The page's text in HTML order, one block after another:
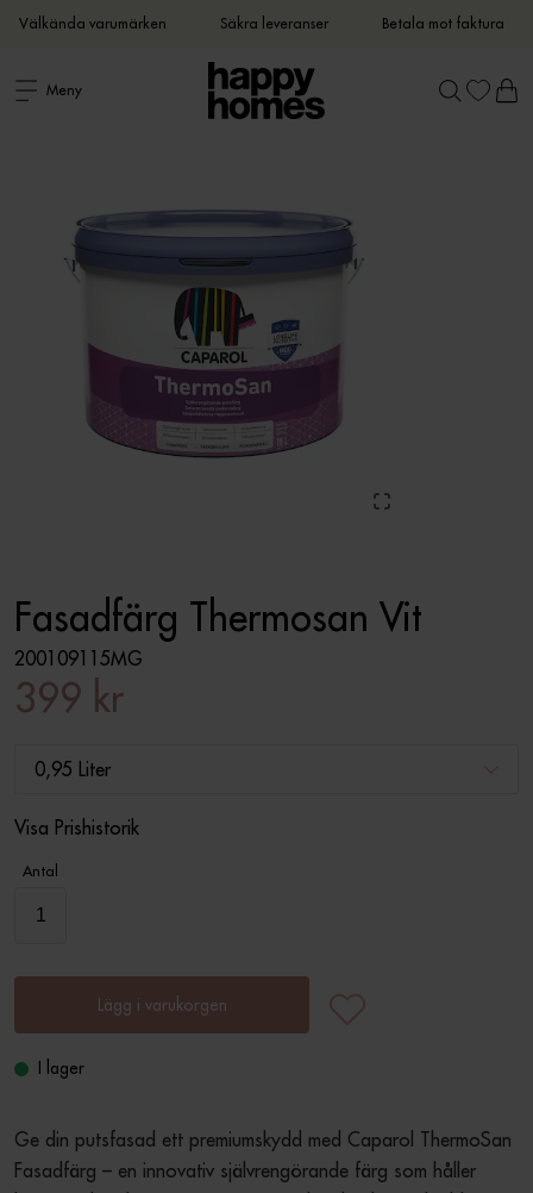
Välkända varumärken Säkra leveranser Betala mot faktura
Meny
Fasadfärg Thermosan Vit
200109115MG
399 kr
0,95 Liter
Visa Prishistorik
Antal
Lägg i varukorgen
I lager
Ge din putsfasad ett premiumskydd med Caparol ThermoSan
Fasadfärg – en innovativ självrengörande färg som håller